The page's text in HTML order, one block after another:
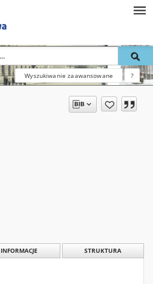
Wyszukiwanie zaawansowane ?
INFORMACJE STRUKTURA